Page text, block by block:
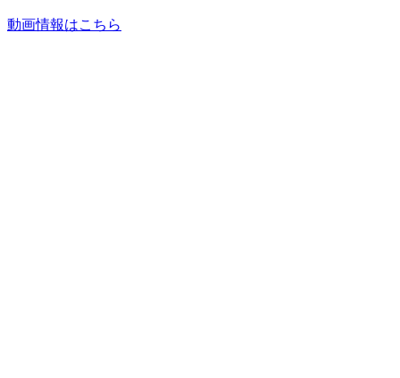
動画情報はこちら